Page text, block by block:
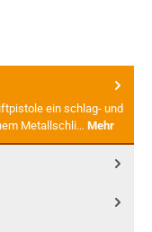
ein schlag- und
Metallschli… Mehr